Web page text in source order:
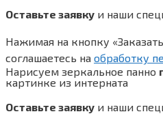
Оставьте заявку и наши
Нажимая на кнопку
соглашаетесь на обработку
Нарисуем зеркальное панно
картинке из интерната
Оставьте заявку и наши